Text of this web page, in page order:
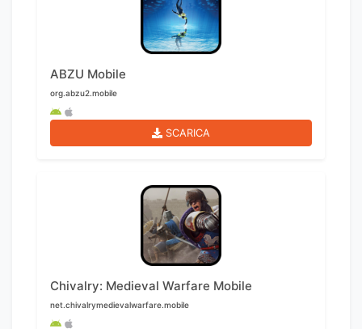
ABZU Mobile
org.abzu2.mobile
SCARICA
Chivalry: Medieval Warfare Mobile
net.chivalrymedievalwarfare.mobile